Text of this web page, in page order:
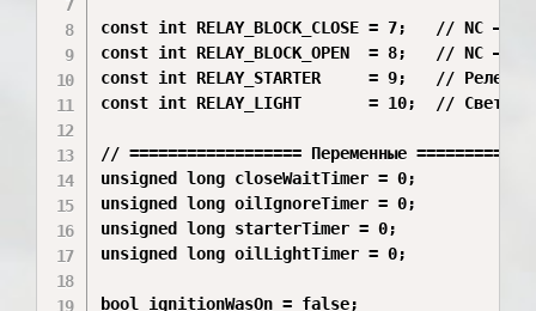
const int RELAY_BLOCK_CLOSE = 7;   // NC —
const int RELAY_BLOCK_OPEN  = 8;   // NC —
const int RELAY_STARTER     = 9;   // Реле
const int RELAY_LIGHT       = 10;  // Свет
// ================== Переменные
unsigned long closeWaitTimer = 0;
unsigned long oilIgnoreTimer = 0;
unsigned long starterTimer = 0;
unsigned long oilLightTimer = 0;
bool ignitionWasOn = false;